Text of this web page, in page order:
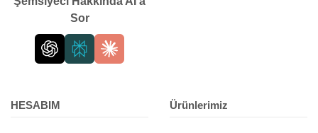
Sor
HESABIM Ürünlerimiz